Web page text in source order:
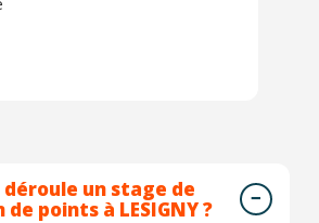
un stage de
points à LESIGNY ?